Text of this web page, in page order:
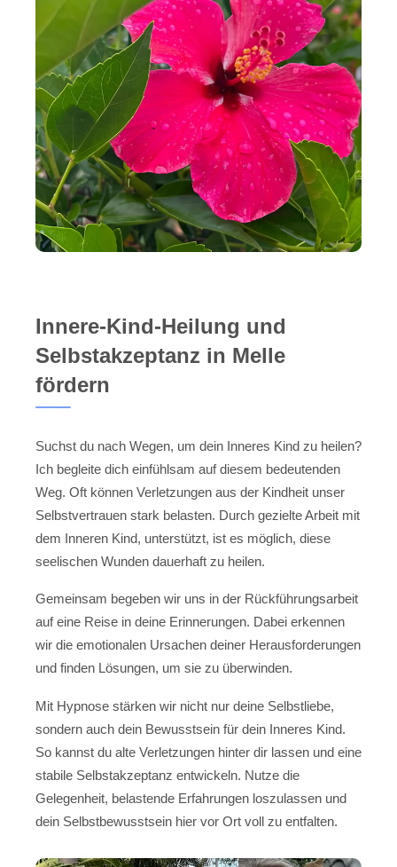
Innere-Kind-Heilung und
Selbstakzeptanz in Melle
fördern
Suchst du nach Wegen, um dein Inneres Kind zu heilen?
Ich begleite dich einfühlsam auf diesem bedeutenden
Weg. Oft können Verletzungen aus der Kindheit unser
Selbstvertrauen stark belasten. Durch gezielte Arbeit mit
dem Inneren Kind, unterstützt, ist es möglich, diese
seelischen Wunden dauerhaft zu heilen.
Gemeinsam begeben wir uns in der Rückführungsarbeit
auf eine Reise in deine Erinnerungen. Dabei erkennen
wir die emotionalen Ursachen deiner Herausforderungen
und finden Lösungen, um sie zu überwinden.
Mit Hypnose stärken wir nicht nur deine Selbstliebe,
sondern auch dein Bewusstsein für dein Inneres Kind.
So kannst du alte Verletzungen hinter dir lassen und eine
stabile Selbstakzeptanz entwickeln. Nutze die
Gelegenheit, belastende Erfahrungen loszulassen und
dein Selbstbewusstsein hier vor Ort voll zu entfalten.